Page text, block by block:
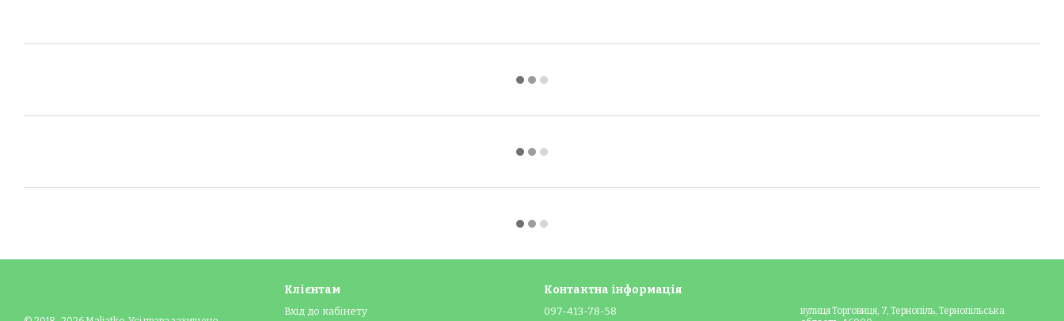
Клієнтам
Вхід до кабінету
Контактна інформація
097-413-78-58
вулиця Торговиця, 7, Тернопіль, Тернопільська